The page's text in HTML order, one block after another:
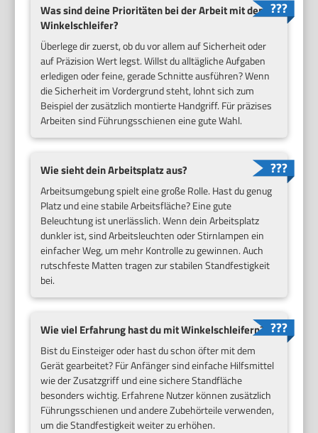
Was sind deine Prioritäten bei der Arbeit mit dem
Winkelschleifer?
Überlege dir zuerst, ob du vor allem auf Sicherheit oder
auf Präzision Wert legst. Willst du alltägliche Aufgaben
erledigen oder feine, gerade Schnitte ausführen? Wenn
die Sicherheit im Vordergrund steht, lohnt sich zum
Beispiel der zusätzlich montierte Handgriff. Für präzises
Arbeiten sind Führungsschienen eine gute Wahl.
Wie sieht dein Arbeitsplatz aus?
Arbeitsumgebung spielt eine große Rolle. Hast du genug
Platz und eine stabile Arbeitsfläche? Eine gute
Beleuchtung ist unerlässlich. Wenn dein Arbeitsplatz
dunkler ist, sind Arbeitsleuchten oder Stirnlampen ein
einfacher Weg, um mehr Kontrolle zu gewinnen. Auch
rutschfeste Matten tragen zur stabilen Standfestigkeit
bei.
Wie viel Erfahrung hast du mit Winkelschleifern?
Bist du Einsteiger oder hast du schon öfter mit dem
Gerät gearbeitet? Für Anfänger sind einfache Hilfsmittel
wie der Zusatzgriff und eine sichere Standfläche
besonders wichtig. Erfahrene Nutzer können zusätzlich
Führungsschienen und andere Zubehörteile verwenden,
um die Standfestigkeit weiter zu erhöhen.